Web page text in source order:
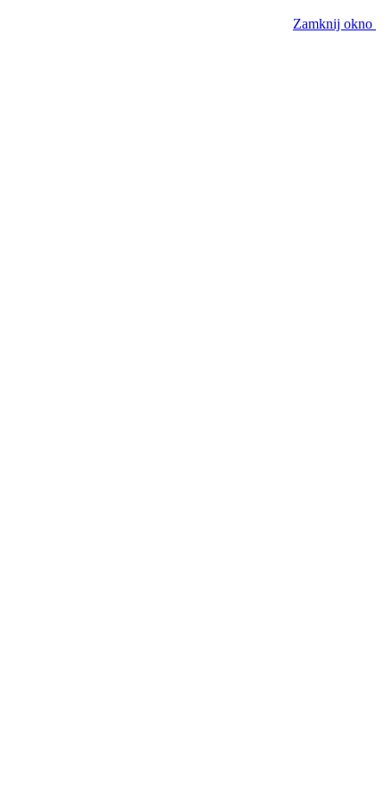
Zamknij okno